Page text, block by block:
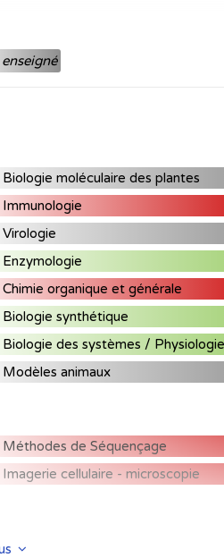
Biologie moléculaire des plantes
Immunologie
Virologie
Enzymologie
Chimie organique et générale
Biologie synthétique
Biologie des systèmes / Physiologie
Modèles animaux
Méthodes de Séquençage
Imagerie cellulaire - microscopie
Production d'acides nucléiques